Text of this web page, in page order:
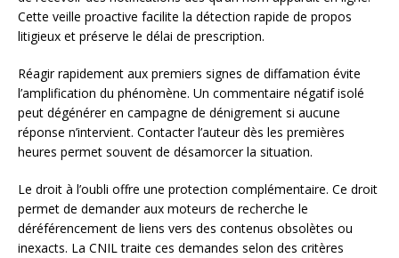
Cette veille proactive facilite la détection rapide de propos
litigieux et préserve le délai de prescription.
Réagir rapidement aux premiers signes de diffamation évite
l’amplification du phénomène. Un commentaire négatif isolé
peut dégénérer en campagne de dénigrement si aucune
réponse n’intervient. Contacter l’auteur dès les premières
heures permet souvent de désamorcer la situation.
Le droit à l’oubli offre une protection complémentaire. Ce droit
permet de demander aux moteurs de recherche le
déréférencement de liens vers des contenus obsolètes ou
inexacts. La CNIL traite ces demandes selon des critères